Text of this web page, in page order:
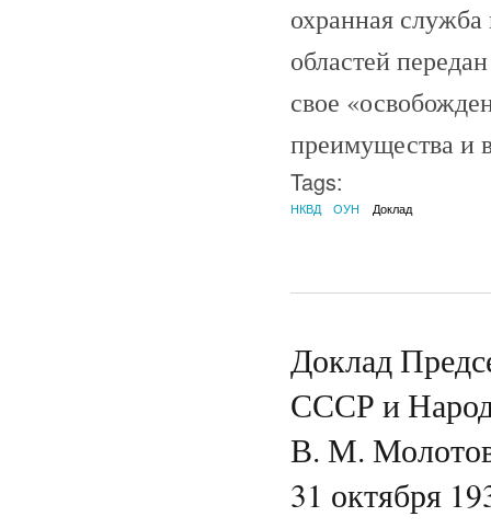
охранная
областей
свое
преимущества и
Tags:
НКВД ОУН Доклад
Доклад
СССР и
В. М.
31 октября